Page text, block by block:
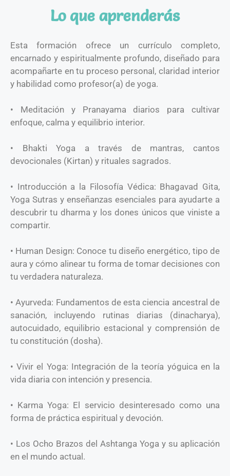
Lo que aprenderás
Esta formación ofrece un currículo completo,
encarnado y espiritualmente profundo, diseñado para
acompañarte en tu proceso personal, claridad interior
y habilidad como profesor(a) de yoga.
• Meditación y Pranayama diarios para cultivar
enfoque, calma y equilibrio interior.
• Bhakti Yoga a través de mantras, cantos
devocionales (Kirtan) y rituales sagrados.
• Introducción a la Filosofía Védica: Bhagavad Gita,
Yoga Sutras y enseñanzas esenciales para ayudarte a
descubrir tu dharma y los dones únicos que viniste a
compartir.
• Human Design: Conoce tu diseño energético, tipo de
aura y cómo alinear tu forma de tomar decisiones con
tu verdadera naturaleza.
• Ayurveda: Fundamentos de esta ciencia ancestral de
sanación, incluyendo rutinas diarias (dinacharya),
autocuidado, equilibrio estacional y comprensión de
tu constitución (dosha).
• Vivir el Yoga: Integración de la teoría yóguica en la
vida diaria con intención y presencia.
• Karma Yoga: El servicio desinteresado como una
forma de práctica espiritual y devoción.
• Los Ocho Brazos del Ashtanga Yoga y su aplicación
en el mundo actual.